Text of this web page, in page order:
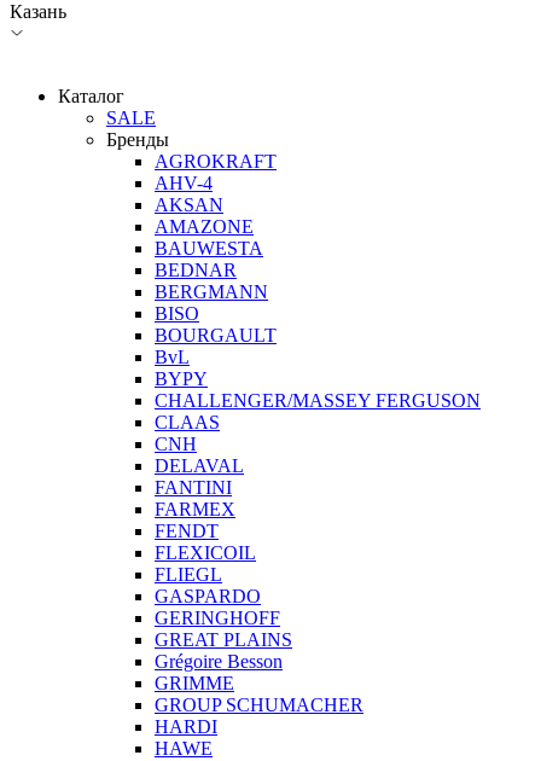
Казань
Каталог
SALE
Бренды
AGROKRAFT
AHV-4
AKSAN
AMAZONE
BAUWESTA
BEDNAR
BERGMANN
BISO
BOURGAULT
BvL
BYPY
CHALLENGER/MASSEY FERGUSON
CLAAS
CNH
DELAVAL
FANTINI
FARMEX
FENDT
FLEXICOIL
FLIEGL
GASPARDO
GERINGHOFF
GREAT PLAINS
Grégoire Besson
GRIMME
GROUP SCHUMACHER
HARDI
HAWE